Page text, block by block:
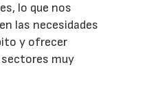
lo que nos
las necesidades
y ofrecer
muy